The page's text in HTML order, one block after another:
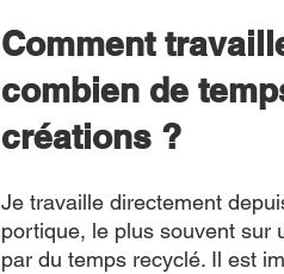
Comment
combien de
créations ?
Je travaille directement
portique, le plus souvent sur
par du temps recyclé. Il est